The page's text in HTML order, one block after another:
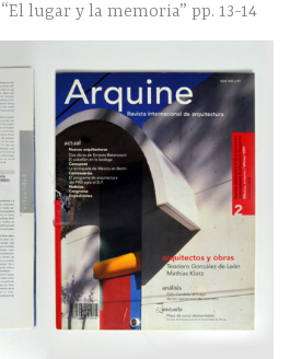
| “El lugar y la memoria” pp. 13-14